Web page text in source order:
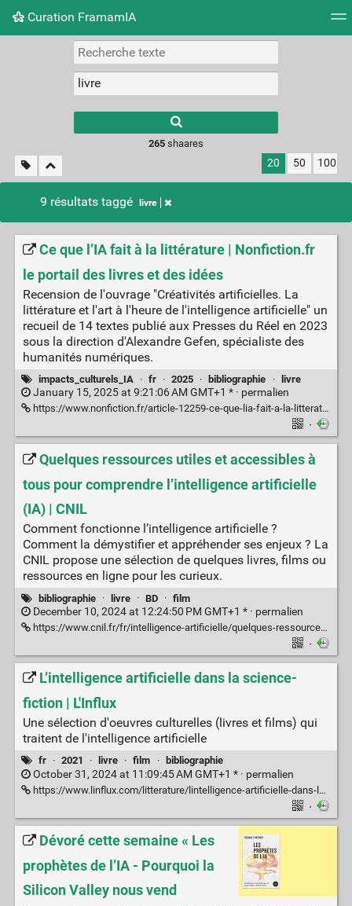
Curation FramamIA
Nuage de tags Mur d'images
265shaares
20 50 100
9 résultats taggé livre
Ce que l’IA fait à la littérature | Nonfiction.fr
le portail des livres et des idées
Recension de l'ouvrage "Créativités artificielles. La
littérature et l'art à l'heure de l'intelligence artificielle" un
recueil de 14 textes publié aux Presses du Réel en 2023
sous la direction d'Alexandre Gefen, spécialiste des
humanités numériques.
impacts_culturels_IA · fr · 2025 · bibliographie · livre
January 15, 2025 at 9:21:06 AM GMT+1 * · permalien
https://www.nonfiction.fr/article-12259-ce-que-lia-fait-a-la-litterature.htm
·
Quelques ressources utiles et accessibles à
tous pour comprendre l’intelligence artificielle
(IA) | CNIL
Comment fonctionne l’intelligence artificielle ?
Comment la démystifier et appréhender ses enjeux ? La
CNIL propose une sélection de quelques livres, films ou
ressources en ligne pour les curieux.
bibliographie · livre · BD · film
December 10, 2024 at 12:24:50 PM GMT+1 * · permalien
https://www.cnil.fr/fr/intelligence-artificielle/quelques-ressources-utiles-et-accessibles-tous-pour-comprendre-lintelligence-artificielle-ia
·
L’intelligence artificielle dans la science-
fiction | L'Influx
Une sélection d'oeuvres culturelles (livres et films) qui
traitent de l'intelligence artificielle
fr · 2021 · livre · film · bibliographie
October 31, 2024 at 11:09:45 AM GMT+1 * · permalien
https://www.linflux.com/litterature/lintelligence-artificielle-dans-la-science-fiction/
·
Dévoré cette semaine « Les
prophètes de l’IA - Pourquoi la
Silicon Valley nous vend